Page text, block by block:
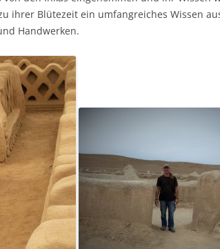
ihrer Blütezeit ein umfangreiches Wissen
Handwerken.